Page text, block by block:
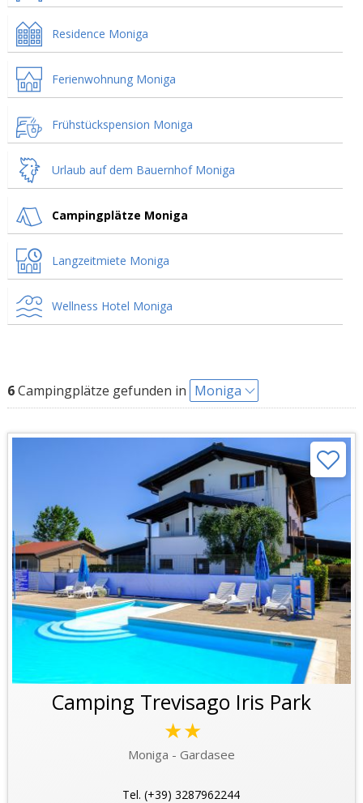
Residence Moniga
Ferienwohnung Moniga
Frühstückspension Moniga
Urlaub auf dem Bauernhof Moniga
Campingplätze Moniga
Langzeitmiete Moniga
Wellness Hotel Moniga
6Campingplätze gefunden in Moniga
Camping Trevisago Iris Park
★★
Moniga - Gardasee
Tel. (+39) 3287962244